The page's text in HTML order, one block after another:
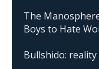
The
Boys to Hate
Bullshido: